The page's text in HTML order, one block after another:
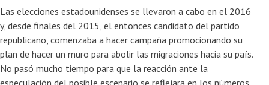
Las elecciones estadounidenses se llevaron a cabo en el 2016
y, desde finales del 2015, el entonces candidato del partido
republicano, comenzaba a hacer campaña promocionando su
plan de hacer un muro para abolir las migraciones hacia su país.
No pasó mucho tiempo para que la reacción ante la
especulación del posible escenario se reflejara en los números.